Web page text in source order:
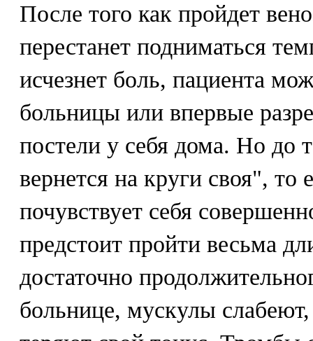
После того как пройдет
перестанет подниматься
исчезнет боль, пациента
больницы или впервые
постели у себя дома. Но до
вернется на круги своя", то
почувствует себя
предстоит пройти весьма
достаточно
больнице, мускулы